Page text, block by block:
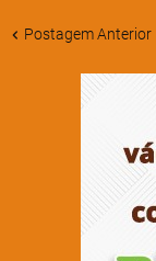
Postagem Anterior